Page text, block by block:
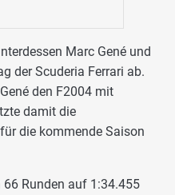
Marc Gené und
der Scuderia Ferrari ab.
den F2004 mit
damit die
die kommende Saison
Runden auf 1:34.455